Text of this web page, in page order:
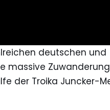
deutschen und
massive
der Troika Juncker-